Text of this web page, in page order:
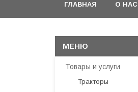
ГЛАВНАЯ О НАС
Товары и услуги
Тракторы